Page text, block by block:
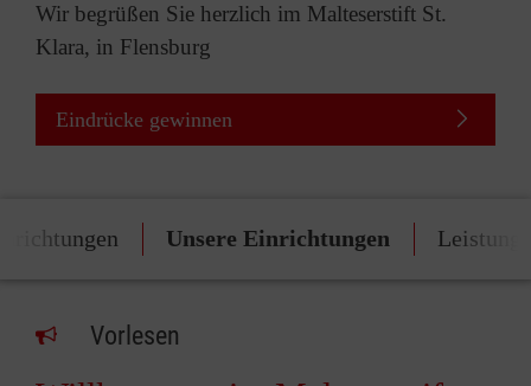
Wir begrüßen Sie herzlich im Malteserstift St.
Klara, in Flensburg
Eindrücke gewinnen
Unsere Einrichtungen
Vorlesen